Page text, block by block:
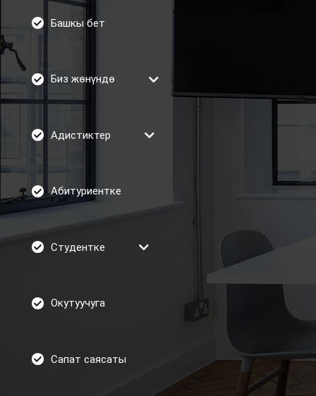
Башкы бет
Биз жөнүндө
Адистиктер
Абитуриентке
Студентке
Окутуучуга
Сапат саясаты